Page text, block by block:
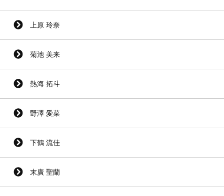
上原 玲奈
菊池 美来
熱海 拓斗
野澤 愛菜
下鶴 流佳
末廣 聖蘭